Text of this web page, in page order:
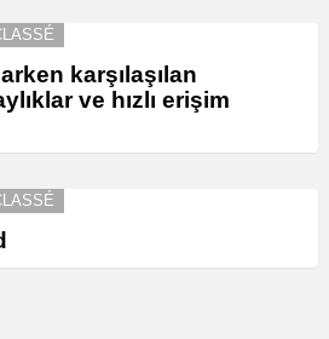
karşılaşılan
ve hızlı erişim